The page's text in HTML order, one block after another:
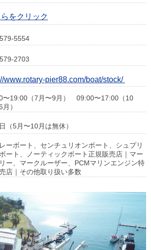
をクリック
5554
2703
www.rotary-pier88.com/boat/stock/
〜19:00（7月〜9月） 09:00〜17:00（10
月）
（5月〜10月は無休）
ーボート、センチュリオンボート、シュプリ
ート、ノーティックボート正規販売店｜マー
ー、マークルーザー、PCMマリンエンジン特
店｜その他取り扱い多数